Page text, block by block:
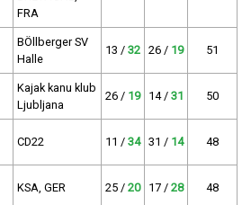
FRA
BÖllberger SV
Halle
13 / 32 26 / 19 51
Kajak kanu klub
Ljubljana
26 / 19 14 / 31 50
CD22 11 / 34 31 / 14 48
KSA, GER 25 / 20 17 / 28 48